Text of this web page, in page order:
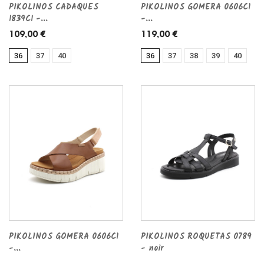
PIKOLINOS CADAQUES
1839C1 -...
109,00 €
36 37 40
PIKOLINOS GOMERA 0606C1
-...
119,00 €
36 37 38 39 40
PIKOLINOS GOMERA 0606C1
-...
PIKOLINOS ROQUETAS 0789
- noir